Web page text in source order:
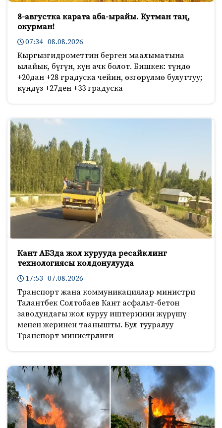
8-августка карата аба-ырайы. Кутман таң,
окурман!
07:34 08.08.2026
Кыргызгидрометтин берген маалыматына
ылайык, бүгүн, күн ачк болот. Бишкек: түндө
+20дан +28 градуска чейин, өзгөрүлмө булуттуу;
күндүз +27ден +33 градуска
Кант АБЗда жол курууда ресайклинг
технологиясы колдонулууда
17:53 07.08.2026
Транспорт жана коммуникациялар министри
Талантбек Солтобаев Кант асфальт-бетон
заводундагы жол куруу иштеринин жүрүшү
менен жеринен таанышты. Бул тууралуу
Транспорт министрлиги